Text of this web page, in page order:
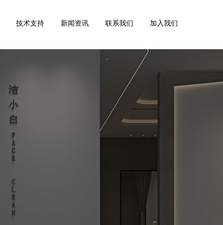
技术支持 新闻资讯 联系我们 加入我们